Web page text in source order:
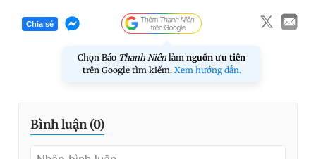
Chia sẻ
Chọn Báo Thanh Niên làm nguồn ưu tiên
trên Google tìm kiếm. Xem hướng dẫn.
Bình luận (0)